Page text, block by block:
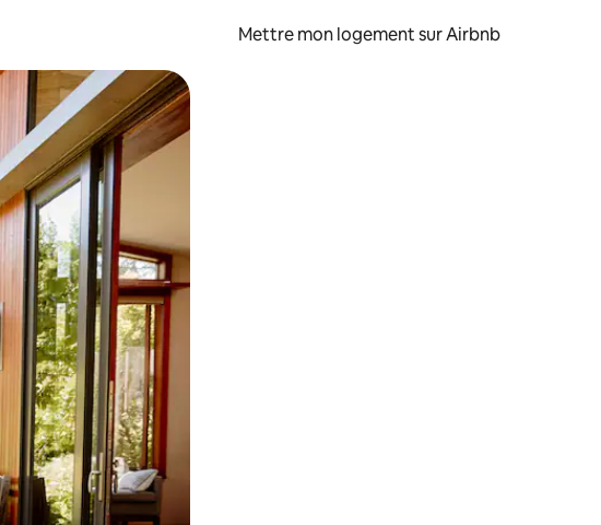
Mettre mon logement sur Airbnb
et en faisant glisser.